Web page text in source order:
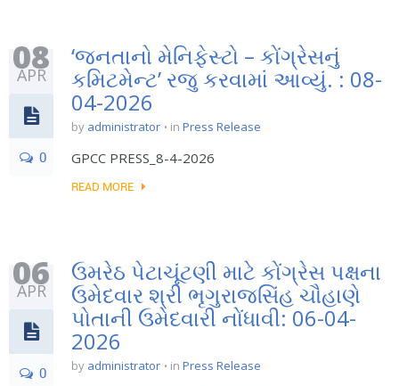
08
APR
0
‘જનતાનો મેનિફેસ્ટો – કોંગ્રેસનું
કમિટમેન્ટ’ રજુ કરવામાં આવ્યું. : 08-
04-2026
by administrator in Press Release
GPCC PRESS_8-4-2026
READ MORE
06
APR
0
ઉમરેઠ પેટાચૂંટણી માટે કોંગ્રેસ પક્ષના
ઉમેદવાર શ્રી ભૃગુરાજસિંહ ચૌહાણે
પોતાની ઉમેદવારી નોંધાવી: 06-04-
2026
by administrator in Press Release